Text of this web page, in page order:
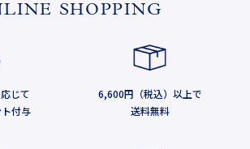
SHOPPING
じて
付与
6,600円（税込）以上で
送料無料